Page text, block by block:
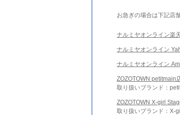
お急ぎの場合は下記店
ナルミヤオンライン楽
ナルミヤオンライン
ナルミヤオンライン
ZOZOTOWN petitmain
取り扱いブランド：
ZOZOTOWN X-girl
取り扱いブランド：X-